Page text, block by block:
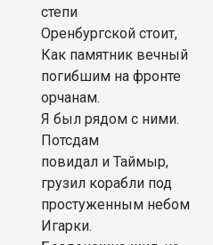
степи
Оренбургской стоит,
Как памятник вечный
погибшим на фронте
орчанам.
Я был рядом с ними.
Потсдам
повидал и Таймыр,
грузил корабли под
простуженным небом
Игарки.